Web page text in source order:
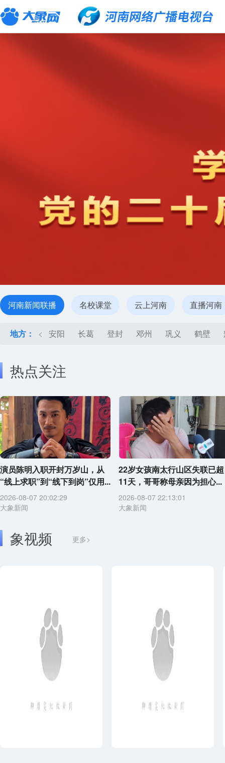
河南新闻联播 名校课堂 云上河南 直播河南
地方： < 安阳 长葛 登封 邓州 巩义 鹤壁
热点关注
演员陈明入职开封万岁山，从
“线上求职”到“线下到岗”仅用...
2026-08-07 20:02:29
大象新闻
22岁女孩南太行山区失联已超
11天，哥哥称母亲因为担心...
2026-08-07 22:13:01
大象新闻
象视频 更多>